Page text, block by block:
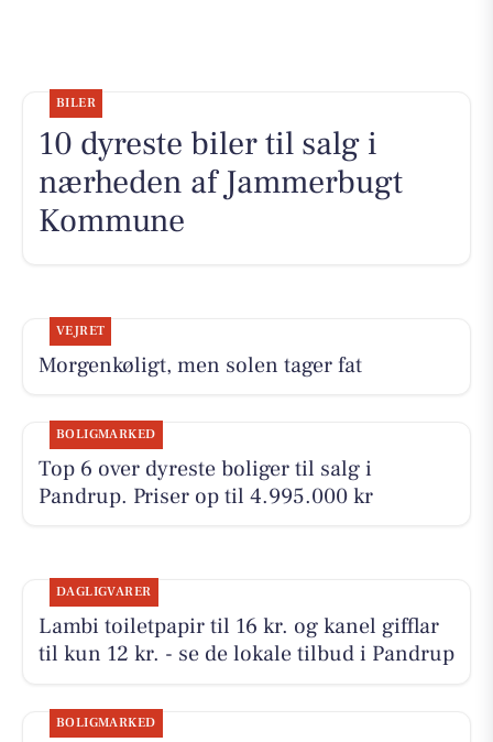
BILER
10 dyreste biler til salg i
nærheden af Jammerbugt
Kommune
VEJRET
Morgenkøligt, men solen tager fat
BOLIGMARKED
Top 6 over dyreste boliger til salg i
Pandrup. Priser op til 4.995.000 kr
DAGLIGVARER
Lambi toiletpapir til 16 kr. og kanel gifflar
til kun 12 kr. - se de lokale tilbud i Pandrup
BOLIGMARKED